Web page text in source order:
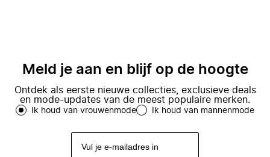
Meld je aan en blijf op de hoogte
Ontdek als eerste nieuwe collecties, exclusieve deals
en mode-updates van de meest populaire merken.
Ik houd van vrouwenmode Ik houd van mannenmode